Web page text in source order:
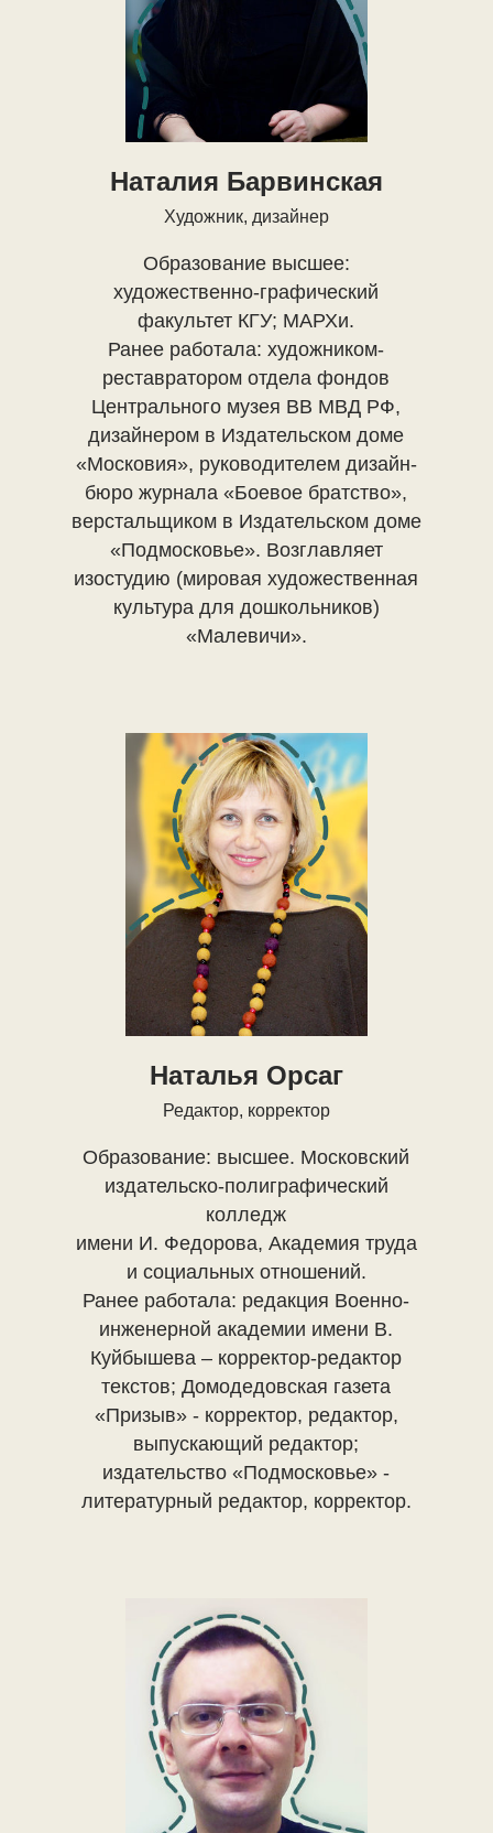
Наталия Барвинская
Художник, дизайнер
Образование высшее:
художественно-графический
факультет КГУ; МАРХи.
Ранее работала: художником-
реставратором отдела фондов
Центрального музея ВВ МВД РФ,
дизайнером в Издательском доме
«Московия», руководителем дизайн-
бюро журнала «Боевое братство»,
верстальщиком в Издательском доме
«Подмосковье». Возглавляет
изостудию (мировая художественная
культура для дошкольников)
«Малевичи».
Наталья Орсаг
Редактор, корректор
Образование: высшее. Московский
издательско-полиграфический
колледж
имени И. Федорова, Академия труда
и социальных отношений.
Ранее работала: редакция Военно-
инженерной академии имени В.
Куйбышева – корректор-редактор
текстов; Домодедовская газета
«Призыв» - корректор, редактор,
выпускающий редактор;
издательство «Подмосковье» -
литературный редактор, корректор.